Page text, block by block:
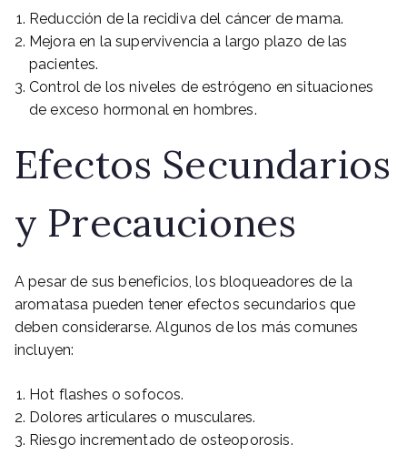
Reducción de la recidiva del cáncer de mama.
Mejora en la supervivencia a largo plazo de las
pacientes.
Control de los niveles de estrógeno en situaciones
de exceso hormonal en hombres.
Efectos Secundarios
y Precauciones
A pesar de sus beneficios, los bloqueadores de la
aromatasa pueden tener efectos secundarios que
deben considerarse. Algunos de los más comunes
incluyen:
Hot flashes o sofocos.
Dolores articulares o musculares.
Riesgo incrementado de osteoporosis.